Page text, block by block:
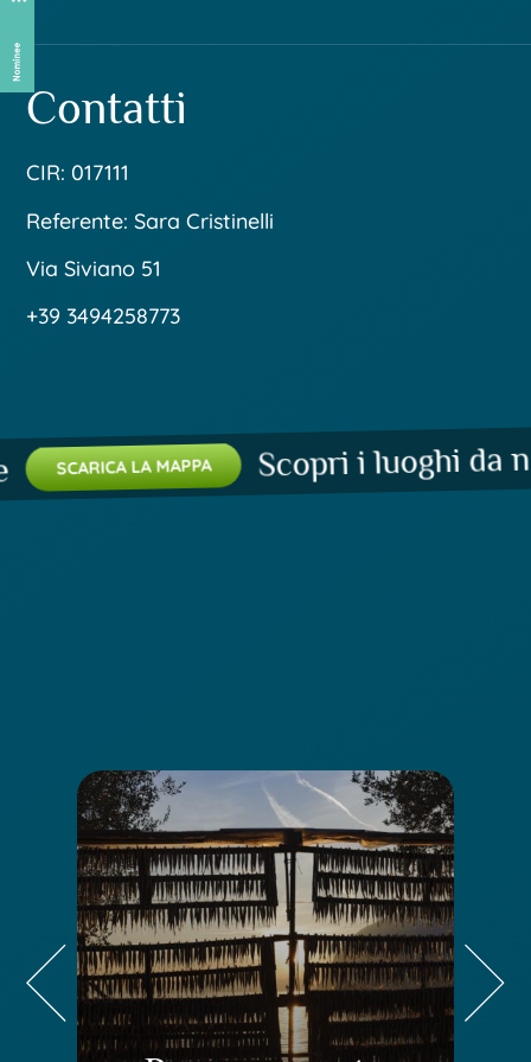
Contatti
CIR: 017111
Referente: Sara Cristinelli
Via Siviano 51
+39 3494258773
SCARICA LA MAPPA Scopri i luoghi da non